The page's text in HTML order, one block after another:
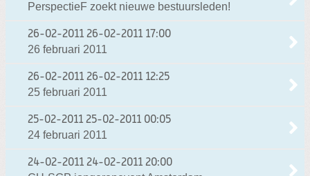
PerspectieF zoekt nieuwe bestuursleden!
26-02-2011 26-02-2011 17:00
26 februari 2011
26-02-2011 26-02-2011 12:25
25 februari 2011
25-02-2011 25-02-2011 00:05
24 februari 2011
24-02-2011 24-02-2011 20:00